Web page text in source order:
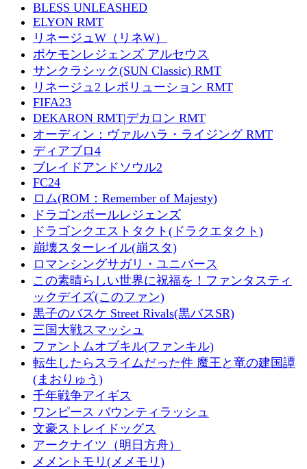
BLESS UNLEASHED
ELYON RMT
リネージュW（リネW）
ポケモンレジェンズ アルセウス
サンクラシック(SUN Classic) RMT
リネージュ2 レボリューション RMT
FIFA23
DEKARON RMT|デカロン RMT
オーディン：ヴァルハラ・ライジング RMT
ディアブロ4
ブレイドアンドソウル2
FC24
ロム(ROM：Remember of Majesty)
ドラゴンボールレジェンズ
ドラゴンクエストタクト(ドラクエタクト)
崩壊スターレイル(崩スタ)
ロマンシングサガリ・ユニバース
この素晴らしい世界に祝福を！ファンタスティ
ックデイズ(このファン)
黒子のバスケ Street Rivals(黒バスSR)
三国大戦スマッシュ
ファントムオブキル(ファンキル)
転生したらスライムだった件 魔王と竜の建国譚
(まおりゅう)
千年戦争アイギス
ワンピース バウンティラッシュ
文豪ストレイドッグス
アークナイツ（明日方舟）
メメントモリ(メメモリ)